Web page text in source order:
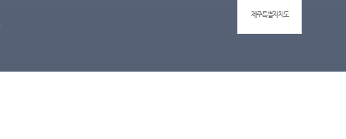
제주특별자치도